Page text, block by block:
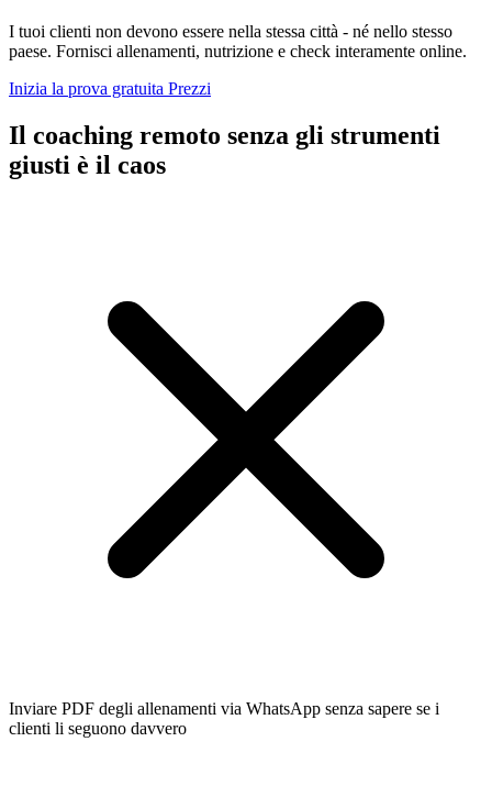
I tuoi clienti non devono essere nella stessa città - né nello stesso
paese. Fornisci allenamenti, nutrizione e check interamente online.
Inizia la prova gratuita Prezzi
Il coaching remoto senza gli strumenti
giusti è il caos
Inviare PDF degli allenamenti via WhatsApp senza sapere se i
clienti li seguono davvero